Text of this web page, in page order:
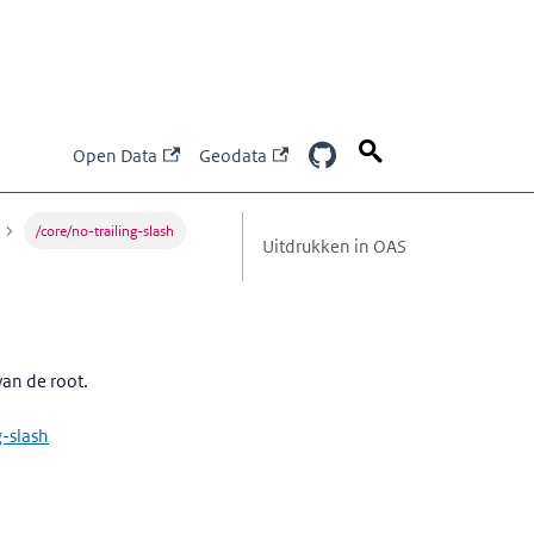
Open Data Geodata
/core/no-trailing-slash
de root.
Uitdrukken in OAS